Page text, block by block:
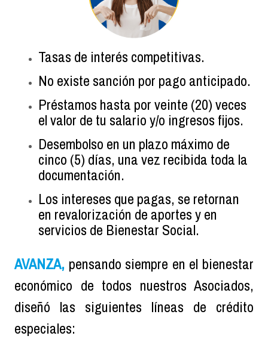
Tasas de interés competitivas.
No existe sanción por pago anticipado.
Préstamos hasta por veinte (20) veces
el valor de tu salario y/o ingresos fijos.
Desembolso en un plazo máximo de
cinco (5) días, una vez recibida toda la
documentación.
Los intereses que pagas, se retornan
en revalorización de aportes y en
servicios de Bienestar Social.
AVANZA, pensando siempre en el bienestar
económico de todos nuestros Asociados,
diseñó las siguientes líneas de crédito
especiales: